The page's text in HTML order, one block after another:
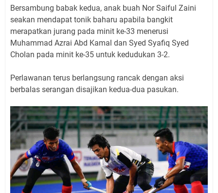
Bersambung babak kedua, anak buah Nor Saiful Zaini
seakan mendapat tonik baharu apabila bangkit
merapatkan jurang pada minit ke-33 menerusi
Muhammad Azrai Abd Kamal dan Syed Syafiq Syed
Cholan pada minit ke-35 untuk kedudukan 3-2.
Perlawanan terus berlangsung rancak dengan aksi
berbalas serangan disajikan kedua-dua pasukan.